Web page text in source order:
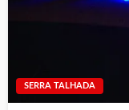
SERRA TALHADA